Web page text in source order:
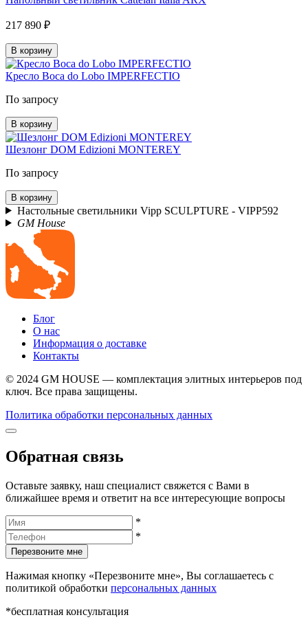
217 890 ₽
В корзину
Кресло Boca do Lobo IMPERFECTIO
По запросу
В корзину
Шезлонг DOM Edizioni MONTEREY
По запросу
В корзину
Настольные светильники Vipp SCULPTURE - VIPP592
GM House
Блог
О нас
Информация о доставке
Контакты
© 2024 GM HOUSE — комплектация элитных интерьеров под
ключ. Все права защищены.
Политика обработки персональных данных
Обратная связь
Оставьте заявку, наш специалист свяжется с Вами в
ближайшее время и ответит на все интересующие вопросы
*
*
Перезвоните мне
Нажимая кнопку «Перезвоните мне», Вы соглашаетесь с
политикой обработки персональных данных
*бесплатная консультация